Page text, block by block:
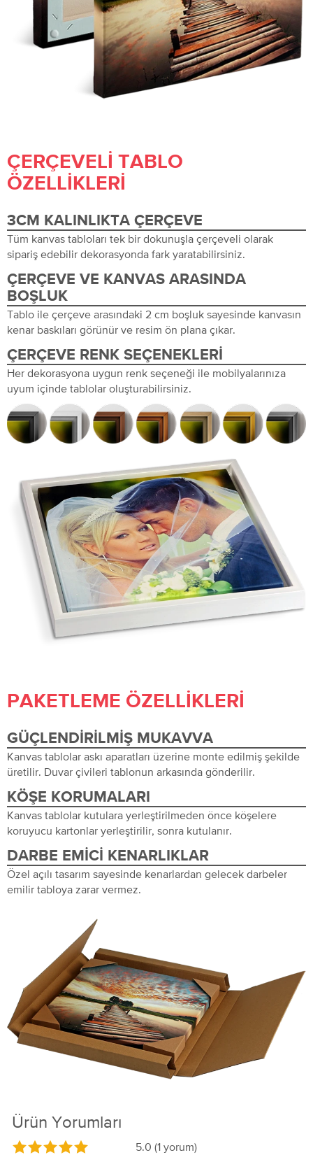
ÇERÇEVELI TABLO
ÖZELLIKLERI
3CM KALINLIKTA ÇERÇEVE
Tüm kanvas tabloları tek bir dokunuşla çerçeveli olarak
sipariş edebilir dekorasyonda fark yaratabilirsiniz.
ÇERÇEVE VE KANVAS ARASINDA
BOŞLUK
Tablo ile çerçeve arasındaki 2 cm boşluk sayesinde kanvasın
kenar baskıları görünür ve resim ön plana çıkar.
ÇERÇEVE RENK SEÇENEKLERI
Her dekorasyona uygun renk seçeneği ile mobilyalarınıza
uyum içinde tablolar oluşturabilirsiniz.
PAKETLEME ÖZELLIKLERI
GÜÇLENDIRILMIŞ MUKAVVA
Kanvas tablolar askı aparatları üzerine monte edilmiş şekilde
üretilir. Duvar çivileri tablonun arkasında gönderilir.
KÖŞE KORUMALARI
Kanvas tablolar kutulara yerleştirilmeden önce köşelere
koruyucu kartonlar yerleştirilir, sonra kutulanır.
DARBE EMICI KENARLIKLAR
Özel açılı tasarım sayesinde kenarlardan gelecek darbeler
emilir tabloya zarar vermez.
Ürün Yorumları
5.0 (1 yorum)